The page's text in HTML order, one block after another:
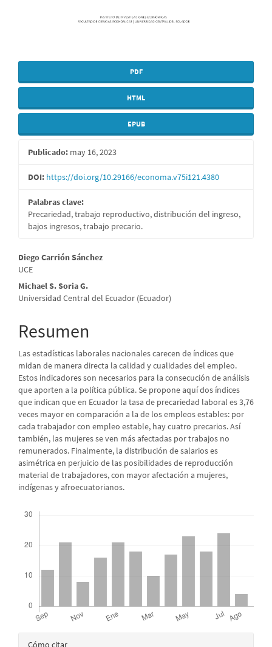
PDF
HTML
EPUB
Publicado: may 16, 2023
DOI: https://doi.org/10.29166/economa.v75i121.4380
Palabras clave:
Precariedad, trabajo reproductivo, distribución del ingreso,
bajos ingresos, trabajo precario.
Contenido
principal
del
artículo
Diego Carrión Sánchez
UCE
Michael S. Soria G.
Universidad Central del Ecuador (Ecuador)
Resumen
Las estadísticas laborales nacionales carecen de índices que
midan de manera directa la calidad y cualidades del empleo.
Estos indicadores son necesarios para la consecución de análisis
que aporten a la política pública. Se propone aquí dos índices
que indican que en Ecuador la tasa de precariedad laboral es 3,76
veces mayor en comparación a la de los empleos estables: por
cada trabajador con empleo estable, hay cuatro precarios. Así
también, las mujeres se ven más afectadas por trabajos no
remunerados. Finalmente, la distribución de salarios es
asimétrica en perjuicio de las posibilidades de reproducción
material de trabajadores, con mayor afectación a mujeres,
indígenas y afroecuatorianos.
Detalles
Cómo citar